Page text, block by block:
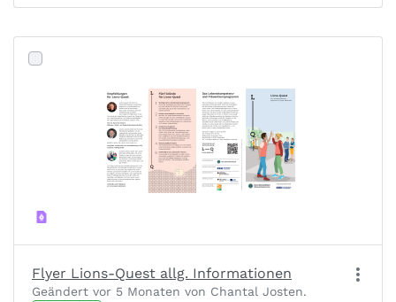
Flyer Lions-Quest allg. Informationen
Geändert vor 5 Monaten von Chantal Josten.